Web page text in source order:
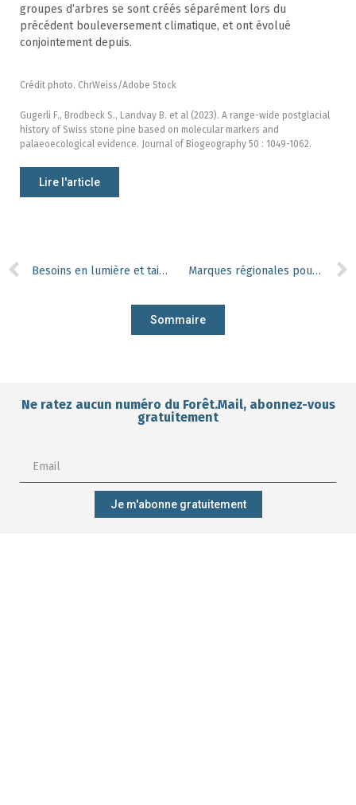
groupes d’arbres se sont créés séparément lors du
précédent bouleversement climatique, et ont évolué
conjointement depuis.
Crédit photo. ChrWeiss/Adobe Stock
Gugerli F., Brodbeck S., Landvay B. et al (2023). A range-wide postglacial
history of Swiss stone pine based on molecular markers and
palaeoecological evidence. Journal of Biogeography 50 : 1049-1062.
Lire l'article
Besoins en lumière et taille de trouées, de la théorie à la réalité Marques régionales pour le bois : quelles plus-values environnementales ?
Sommaire
Ne ratez aucun numéro du Forêt.Mail, abonnez-vous
gratuitement
Je m'abonne gratuitement